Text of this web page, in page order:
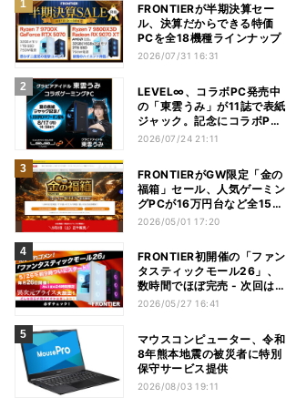
FRONTIERが半期決算セー
ル、決算だからできる特価
PCを全18機種ラインナップ
2026/07/31 16:31
LEVEL∞、コラボPC発売中
の「東雲うみ」が11誌で表紙
ジャック。記念にコラボPC
プレゼントキャンペーン
2026/07/24 21:11
FRONTIERがGW限定「金の
福箱」セール、人気ゲーミン
グPCが16万円台など全15モ
デル
2026/05/01 17:20
FRONTIER初開催の「ファン
タスティックモール26」、
数時間でほぼ完売 - 次回は来
月26日
2026/05/27 16:41
マウスコンピューター、令和
8年熊本地震の被災者に特別
保守サービス提供
2026/08/03 19:11